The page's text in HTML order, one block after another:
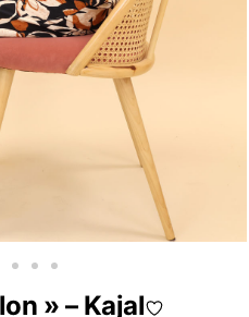
» – Kajal